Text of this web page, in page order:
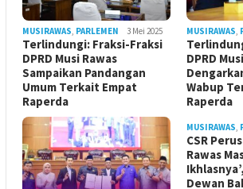
MUSIRAWAS, PARLEMEN 3 Mei 2025
Terlindungi: Fraksi-Fraksi
DPRD Musi Rawas
Sampaikan Pandangan
Umum Terkait Empat
Raperda
MUSIRAWAS,
DPRD
Wabup
Raperda
MUSIRAWAS,
CSR
Rawas
Dewan